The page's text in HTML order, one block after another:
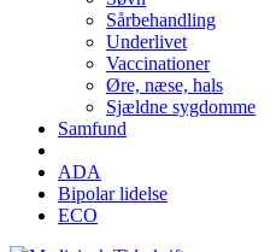
Sårbehandling
Underlivet
Vaccinationer
Øre, næse, hals
Sjældne sygdomme
Samfund
ADA
Bipolar lidelse
ECO